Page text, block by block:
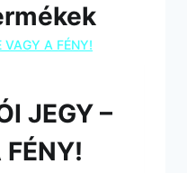
JEGY –
FÉNY!